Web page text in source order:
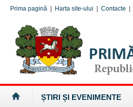
Prima pagină Harta site-ului Contacte
ȘTIRI ȘI EVENIMENTE